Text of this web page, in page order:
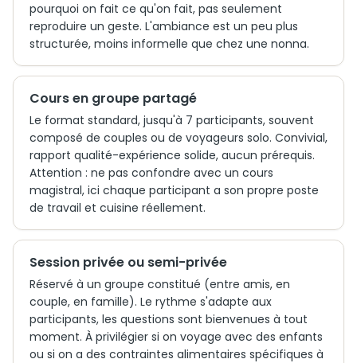
pourquoi on fait ce qu'on fait, pas seulement
reproduire un geste. L'ambiance est un peu plus
structurée, moins informelle que chez une nonna.
Cours en groupe partagé
Le format standard, jusqu'à 7 participants, souvent
composé de couples ou de voyageurs solo. Convivial,
rapport qualité-expérience solide, aucun prérequis.
Attention : ne pas confondre avec un cours
magistral, ici chaque participant a son propre poste
de travail et cuisine réellement.
Session privée ou semi-privée
Réservé à un groupe constitué (entre amis, en
couple, en famille). Le rythme s'adapte aux
participants, les questions sont bienvenues à tout
moment. À privilégier si on voyage avec des enfants
ou si on a des contraintes alimentaires spécifiques à